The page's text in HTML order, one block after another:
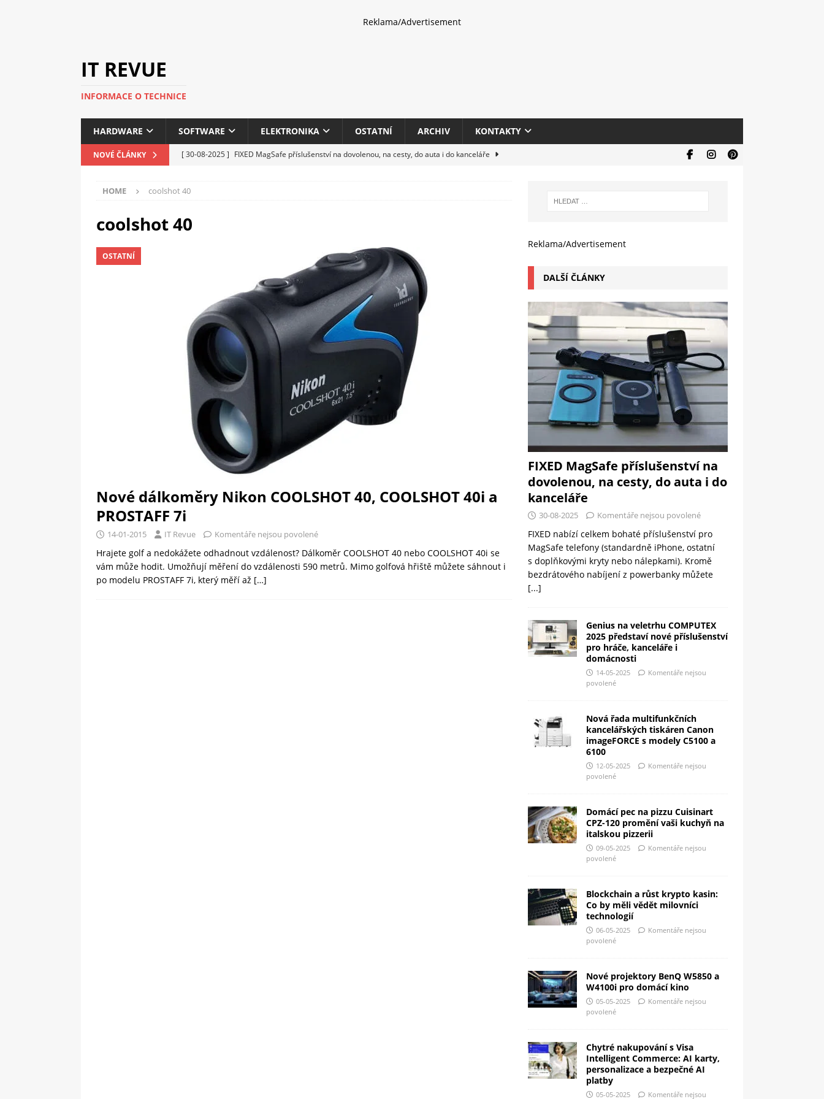
Reklama/Advertisement
IT REVUE
INFORMACE O TECHNICE
HARDWARE SOFTWARE ELEKTRONIKA OSTATNÍ ARCHIV KONTAKTY
NOVÉ ČLÁNKY [ 30-08-2025 ] FIXED MagSafe příslušenství na dovolenou, na cesty, do auta i do kanceláře
[ 14-05-2025 ]
kanceláře i domácnosti
Domácí pec na pizzu Cuisinart CPZ-120 promění vaši kuchyň na italskou
OSTATNÍ
[ 06-05-2025 ] Blockchain a růst krypto kasin: Co by měli vědět milovníci technologií
SOFTWARE
HOME coolshot 40
coolshot 40
OSTATNÍ
Nové dálkoměry Nikon COOLSHOT 40, COOLSHOT 40i a
PROSTAFF 7i
14-01-2015 IT Revue Komentáře nejsou povolené
Hrajete golf a nedokážete odhadnout vzdálenost? Dálkoměr COOLSHOT 40 nebo COOLSHOT 40i se
vám může hodit. Umožňují měření do vzdálenosti 590 metrů. Mimo golfová hřiště můžete sáhnout i
po modelu PROSTAFF 7i, který měří až […]
Reklama/Advertisement
DALŠÍ ČLÁNKY
FIXED MagSafe příslušenství na
dovolenou, na cesty, do auta i do
kanceláře
30-08-2025 Komentáře nejsou povolené
FIXED nabízí celkem bohaté příslušenství pro
MagSafe telefony (standardně iPhone, ostatní
s doplňkovými kryty nebo nálepkami). Kromě
bezdrátového nabíjení z powerbanky můžete
[...]
Genius na veletrhu COMPUTEX
2025 představí nové příslušenství
pro hráče, kanceláře i
domácnosti
14-05-2025
Komentáře nejsou
povolené
Nová řada multifunkčních
kancelářských tiskáren Canon
imageFORCE s modely C5100 a
6100
12-05-2025
Komentáře nejsou
povolené
Domácí pec na pizzu Cuisinart
CPZ-120 promění vaši kuchyň na
italskou pizzerii
09-05-2025
Komentáře nejsou
povolené
Blockchain a růst krypto kasin:
Co by měli vědět milovníci
technologií
06-05-2025
Komentáře nejsou
povolené
Nové projektory BenQ W5850 a
W4100i pro domácí kino
05-05-2025
Komentáře nejsou
povolené
Chytré nakupování s Visa
Intelligent Commerce: AI karty,
personalizace a bezpečné AI
platby
05-05-2025 Komentáře nejsou